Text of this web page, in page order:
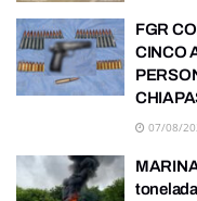
FGR
CINCO
07/08/